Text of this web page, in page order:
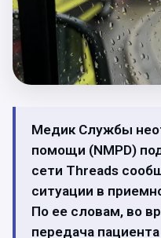
Медик Службы
помощи (NMPD)
сети Threads
ситуации в
По ее словам, во
передача